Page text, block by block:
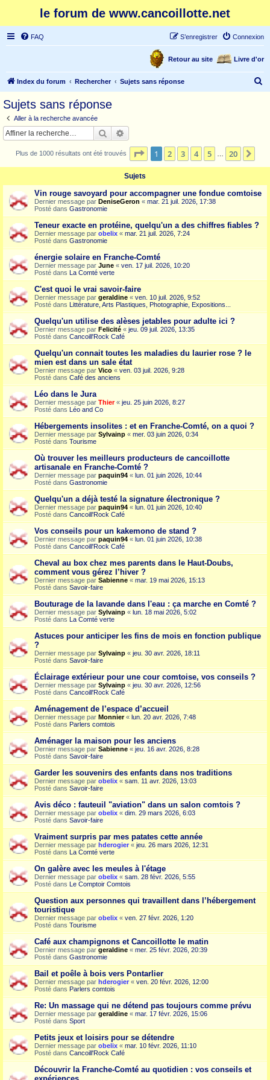
le forum de www.cancoillotte.net
FAQ Connexion
S’enregistrer
Livre d'or
Retour au site
Index du forum Rechercher Sujets sans réponse
c
Sujets sans réponse
Aller à la recherche avancée
Rechercher
Plus de 1000 résultats ont été trouvés Page 1sur20
1 2 3 4 5 20
Sujets
Vin rouge savoyard pour accompagner une fondue comtoise
Dernier message par DeniseGeron « mar. 21 juil. 2026, 17:38
Posté dans Gastronomie
Teneur exacte en protéine, quelqu'un a des chiffres fiables ?
Dernier message par obelix « mar. 21 juil. 2026, 7:24
Posté dans Gastronomie
énergie solaire en Franche-Comté
Dernier message par June « ven. 17 juil. 2026, 10:20
Posté dans La Comté verte
C'est quoi le vrai savoir-faire
Dernier message par geraldine « ven. 10 juil. 2026, 9:52
Posté dans Littérature, Arts Plastiques, Photographie, Expositions...
Quelqu'un utilise des alèses jetables pour adulte ici ?
Dernier message par Felicité « jeu. 09 juil. 2026, 13:35
Posté dans Cancoill'Rock Café
Quelqu'un connait toutes les maladies du laurier rose ? le
mien est dans un sale état
Dernier message par Vico « ven. 03 juil. 2026, 9:28
Posté dans Café des anciens
Léo dans le Jura
Dernier message par Thier« jeu. 25 juin 2026, 8:27
Posté dans Léo and Co
Hébergements insolites : et en Franche-Comté, on a quoi ?
Dernier message par Sylvainp « mer. 03 juin 2026, 0:34
Posté dans Tourisme
Où trouver les meilleurs producteurs de cancoillotte
artisanale en Franche-Comté ?
Dernier message par paquin94 « lun. 01 juin 2026, 10:44
Posté dans Gastronomie
Quelqu'un a déjà testé la signature électronique ?
Dernier message par paquin94 « lun. 01 juin 2026, 10:40
Posté dans Cancoill'Rock Café
Vos conseils pour un kakemono de stand ?
Dernier message par paquin94 « lun. 01 juin 2026, 10:38
Posté dans Cancoill'Rock Café
Cheval au box chez mes parents dans le Haut-Doubs,
comment vous gérez l’hiver ?
Dernier message par Sabienne « mar. 19 mai 2026, 15:13
Posté dans Savoir-faire
Bouturage de la lavande dans l'eau : ça marche en Comté ?
Dernier message par Sylvainp « lun. 18 mai 2026, 5:02
Posté dans La Comté verte
Astuces pour anticiper les fins de mois en fonction publique
?
Dernier message par Sylvainp « jeu. 30 avr. 2026, 18:11
Posté dans Savoir-faire
Éclairage extérieur pour une cour comtoise, vos conseils ?
Dernier message par Sylvainp « jeu. 30 avr. 2026, 12:56
Posté dans Cancoill'Rock Café
Aménagement de l’espace d’accueil
Dernier message par Monnier« lun. 20 avr. 2026, 7:48
Posté dans Parlers comtois
Aménager la maison pour les anciens
Dernier message par Sabienne « jeu. 16 avr. 2026, 8:28
Posté dans Savoir-faire
Garder les souvenirs des enfants dans nos traditions
Dernier message par obelix « sam. 11 avr. 2026, 13:03
Posté dans Savoir-faire
Avis déco : fauteuil "aviation" dans un salon comtois ?
Dernier message par obelix « dim. 29 mars 2026, 6:03
Posté dans Savoir-faire
Vraiment surpris par mes patates cette année
Dernier message par hderogier « jeu. 26 mars 2026, 12:31
Posté dans La Comté verte
On galère avec les meules à l'étage
Dernier message par obelix « sam. 28 févr. 2026, 5:55
Posté dans Le Comptoir Comtois
Question aux personnes qui travaillent dans l’hébergement
touristique
Dernier message par obelix « ven. 27 févr. 2026, 1:20
Posté dans Tourisme
Café aux champignons et Cancoillotte le matin
Dernier message par geraldine « mer. 25 févr. 2026, 20:39
Posté dans Gastronomie
Bail et poêle à bois vers Pontarlier
Dernier message par hderogier « ven. 20 févr. 2026, 12:00
Posté dans Parlers comtois
Re: Un massage qui ne détend pas toujours comme prévu
Dernier message par geraldine « mar. 17 févr. 2026, 15:06
Posté dans Sport
Petits jeux et loisirs pour se détendre
Dernier message par obelix « mar. 10 févr. 2026, 11:10
Posté dans Cancoill'Rock Café
Découvrir la Franche-Comté au quotidien : vos conseils et
expériences